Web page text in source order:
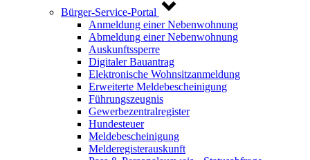
Bürger-Service-Portal
Anmeldung einer Nebenwohnung
Abmeldung einer Nebenwohnung
Auskunftssperre
Digitaler Bauantrag
Elektronische Wohnsitzanmeldung
Erweiterte Meldebescheinigung
Führungszeugnis
Gewerbezentralregister
Hundesteuer
Meldebescheinigung
Melderegisterauskunft